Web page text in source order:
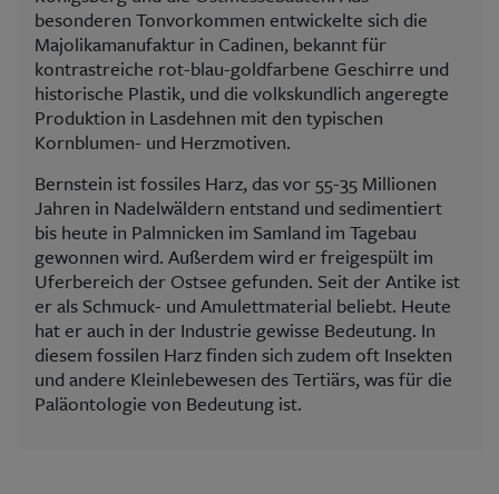
besonderen Tonvorkommen entwickelte sich die
Majolikamanufaktur in Cadinen, bekannt für
kontrastreiche rot-blau-goldfarbene Geschirre und
historische Plastik, und die volkskundlich angeregte
Produktion in Lasdehnen mit den typischen
Kornblumen- und Herzmotiven.
Bernstein ist fossiles Harz, das vor 55-35 Millionen
Jahren in Nadelwäldern entstand und sedimentiert
bis heute in Palmnicken im Samland im Tagebau
gewonnen wird. Außerdem wird er freigespült im
Uferbereich der Ostsee gefunden. Seit der Antike ist
er als Schmuck- und Amulettmaterial beliebt. Heute
hat er auch in der Industrie gewisse Bedeutung. In
diesem fossilen Harz finden sich zudem oft Insekten
und andere Kleinlebewesen des Tertiärs, was für die
Paläontologie von Bedeutung ist.